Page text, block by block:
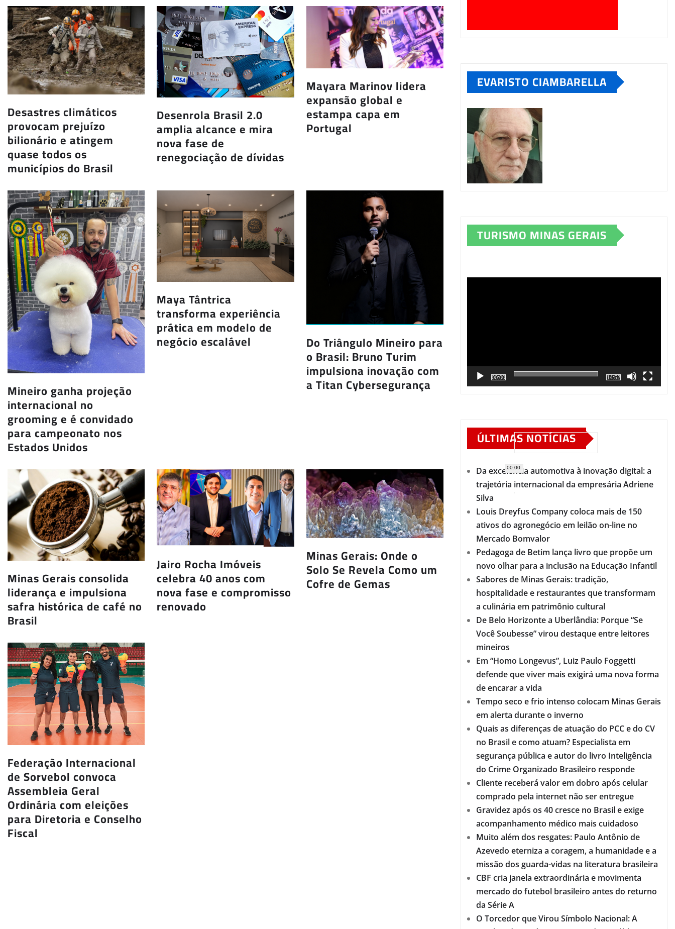
Desastres climáticos
provocam prejuízo
bilionário e atingem
quase todos os
municípios do Brasil
Desenrola Brasil 2.0
amplia alcance e mira
nova fase de
renegociação de dívidas
Mayara Marinov lidera
expansão global e
estampa capa em
Portugal
Mineiro ganha projeção
internacional no
grooming e é convidado
para campeonato nos
Estados Unidos
Maya Tântrica
transforma experiência
prática em modelo de
negócio escalável Do Triângulo Mineiro para
o Brasil: Bruno Turim
impulsiona inovação com
a Titan Cybersegurança
Minas Gerais consolida
liderança e impulsiona
safra histórica de café no
Brasil
Jairo Rocha Imóveis
celebra 40 anos com
nova fase e compromisso
renovado
Minas Gerais: Onde o
Solo Se Revela Como um
Cofre de Gemas
Federação Internacional
de Sorvebol convoca
Assembleia Geral
Ordinária com eleições
para Diretoria e Conselho
Fiscal
EVARISTO CIAMBARELLA
TURISMO MINAS GERAIS
00:00
00:00
14:52
ÚLTIMAS NOTÍCIAS
Da excelência automotiva à inovação digital: a
trajetória internacional da empresária Adriene
Silva
Louis Dreyfus Company coloca mais de 150
ativos do agronegócio em leilão on-line no
Mercado Bomvalor
Pedagoga de Betim lança livro que propõe um
novo olhar para a inclusão na Educação Infantil
Sabores de Minas Gerais: tradição,
hospitalidade e restaurantes que transformam
a culinária em patrimônio cultural
De Belo Horizonte a Uberlândia: Porque “Se
Você Soubesse” virou destaque entre leitores
mineiros
Em “Homo Longevus”, Luiz Paulo Foggetti
defende que viver mais exigirá uma nova forma
de encarar a vida
Tempo seco e frio intenso colocam Minas Gerais
em alerta durante o inverno
Quais as diferenças de atuação do PCC e do CV
no Brasil e como atuam? Especialista em
segurança pública e autor do livro Inteligência
do Crime Organizado Brasileiro responde
Cliente receberá valor em dobro após celular
comprado pela internet não ser entregue
Gravidez após os 40 cresce no Brasil e exige
acompanhamento médico mais cuidadoso
Muito além dos resgates: Paulo Antônio de
Azevedo eterniza a coragem, a humanidade e a
missão dos guarda-vidas na literatura brasileira
CBF cria janela extraordinária e movimenta
mercado do futebol brasileiro antes do returno
da Série A
O Torcedor que Virou Símbolo Nacional: A